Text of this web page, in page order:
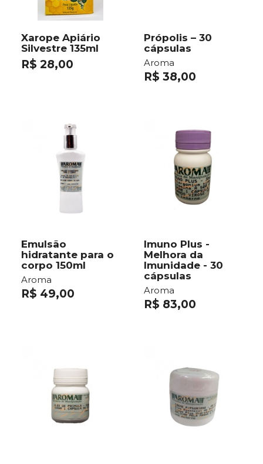
Xarope Apiário
Silvestre 135ml
R$ 28,00
Própolis – 30
cápsulas
Aroma
R$ 38,00
Emulsão
hidratante para o
corpo 150ml
Aroma
R$ 49,00
Imuno Plus -
Melhora da
Imunidade - 30
cápsulas
Aroma
R$ 83,00